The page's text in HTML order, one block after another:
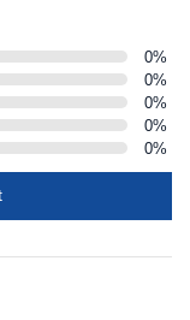
0%
0%
0%
0%
0%